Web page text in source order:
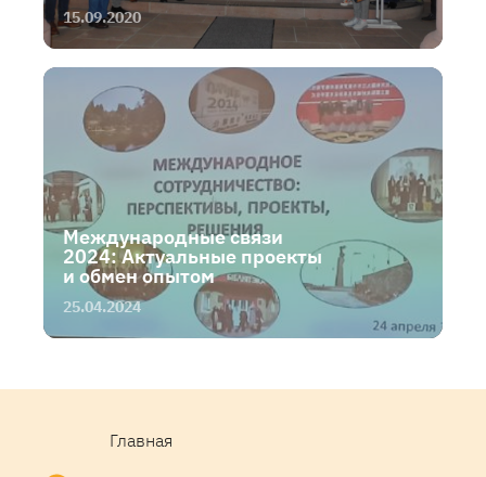
Международные связи
2024: Актуальные проекты
и обмен опытом
25.04.2024
15.09.2020
Главная